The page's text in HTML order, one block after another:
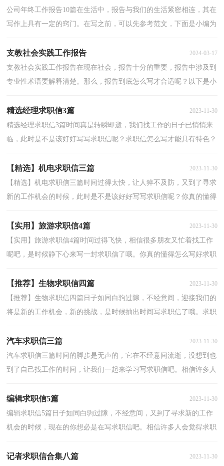
公司年终工作报告10篇在生活中，报告与我们的生活紧密相连，其在
写作上具有一定的窍门。在写之前，可以先参考范文，下面是小编为
支教社会实践工作报告 2024-03-17
支教社会实践工作报告在现在社会，报告十分的重要，报告中涉及到
专业性术语要解释清楚。那么，报告到底怎么写才合适呢？以下是小
精选经理求职信3篇 2023-11-30
精选经理求职信3篇时间真是转瞬即逝，我们找工作的日子已悄悄来
临，此时是不是该好好写写求职信呢？求职信怎么写才能具有特色？
【精选】机电求职信三篇 2023-11-30
【精选】机电求职信三篇时间过得太快，让人猝不及防，又到了寻求
新的工作机会的时候，此时是不是该好好写写求职信呢？你真的懂得
【实用】旅游求职信4篇 2023-11-30
【实用】旅游求职信4篇时间过得飞快，相信很多朋友又忙着找工作
呢吧，是时候静下心来写一封求职信了哦。你真的懂得怎么写好求职
【推荐】生物求职信四篇 2023-11-30
【推荐】生物求职信四篇日子如同白驹过隙，不经意间，迎接我们的
将是新的工作机会，新的挑战，是时候抽出时间写求职信了哦。求职
汽车求职信三篇 2023-11-30
汽车求职信三篇时间的脚步是无声的，它在不经意间流逝，没想到也
到了自己找工作的时间，让我们一起来学习写求职信吧。相信许多人
编辑求职信5篇 2023-11-30
编辑求职信5篇日子如同白驹过隙，不经意间，又到了寻求新的工作
机会的时候，现在的你想必是在写求职信吧。相信许多人会觉得求职
记者求职信合集八篇 2023-11-30